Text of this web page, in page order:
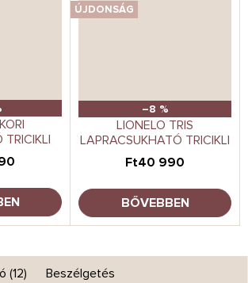
ÚJDONSÁG
–8 %
LIONELO TRIS
LAPRACSUKHATÓ TRICIKLI
Ft40 990
BŐVEBBEN
(12) Beszélgetés